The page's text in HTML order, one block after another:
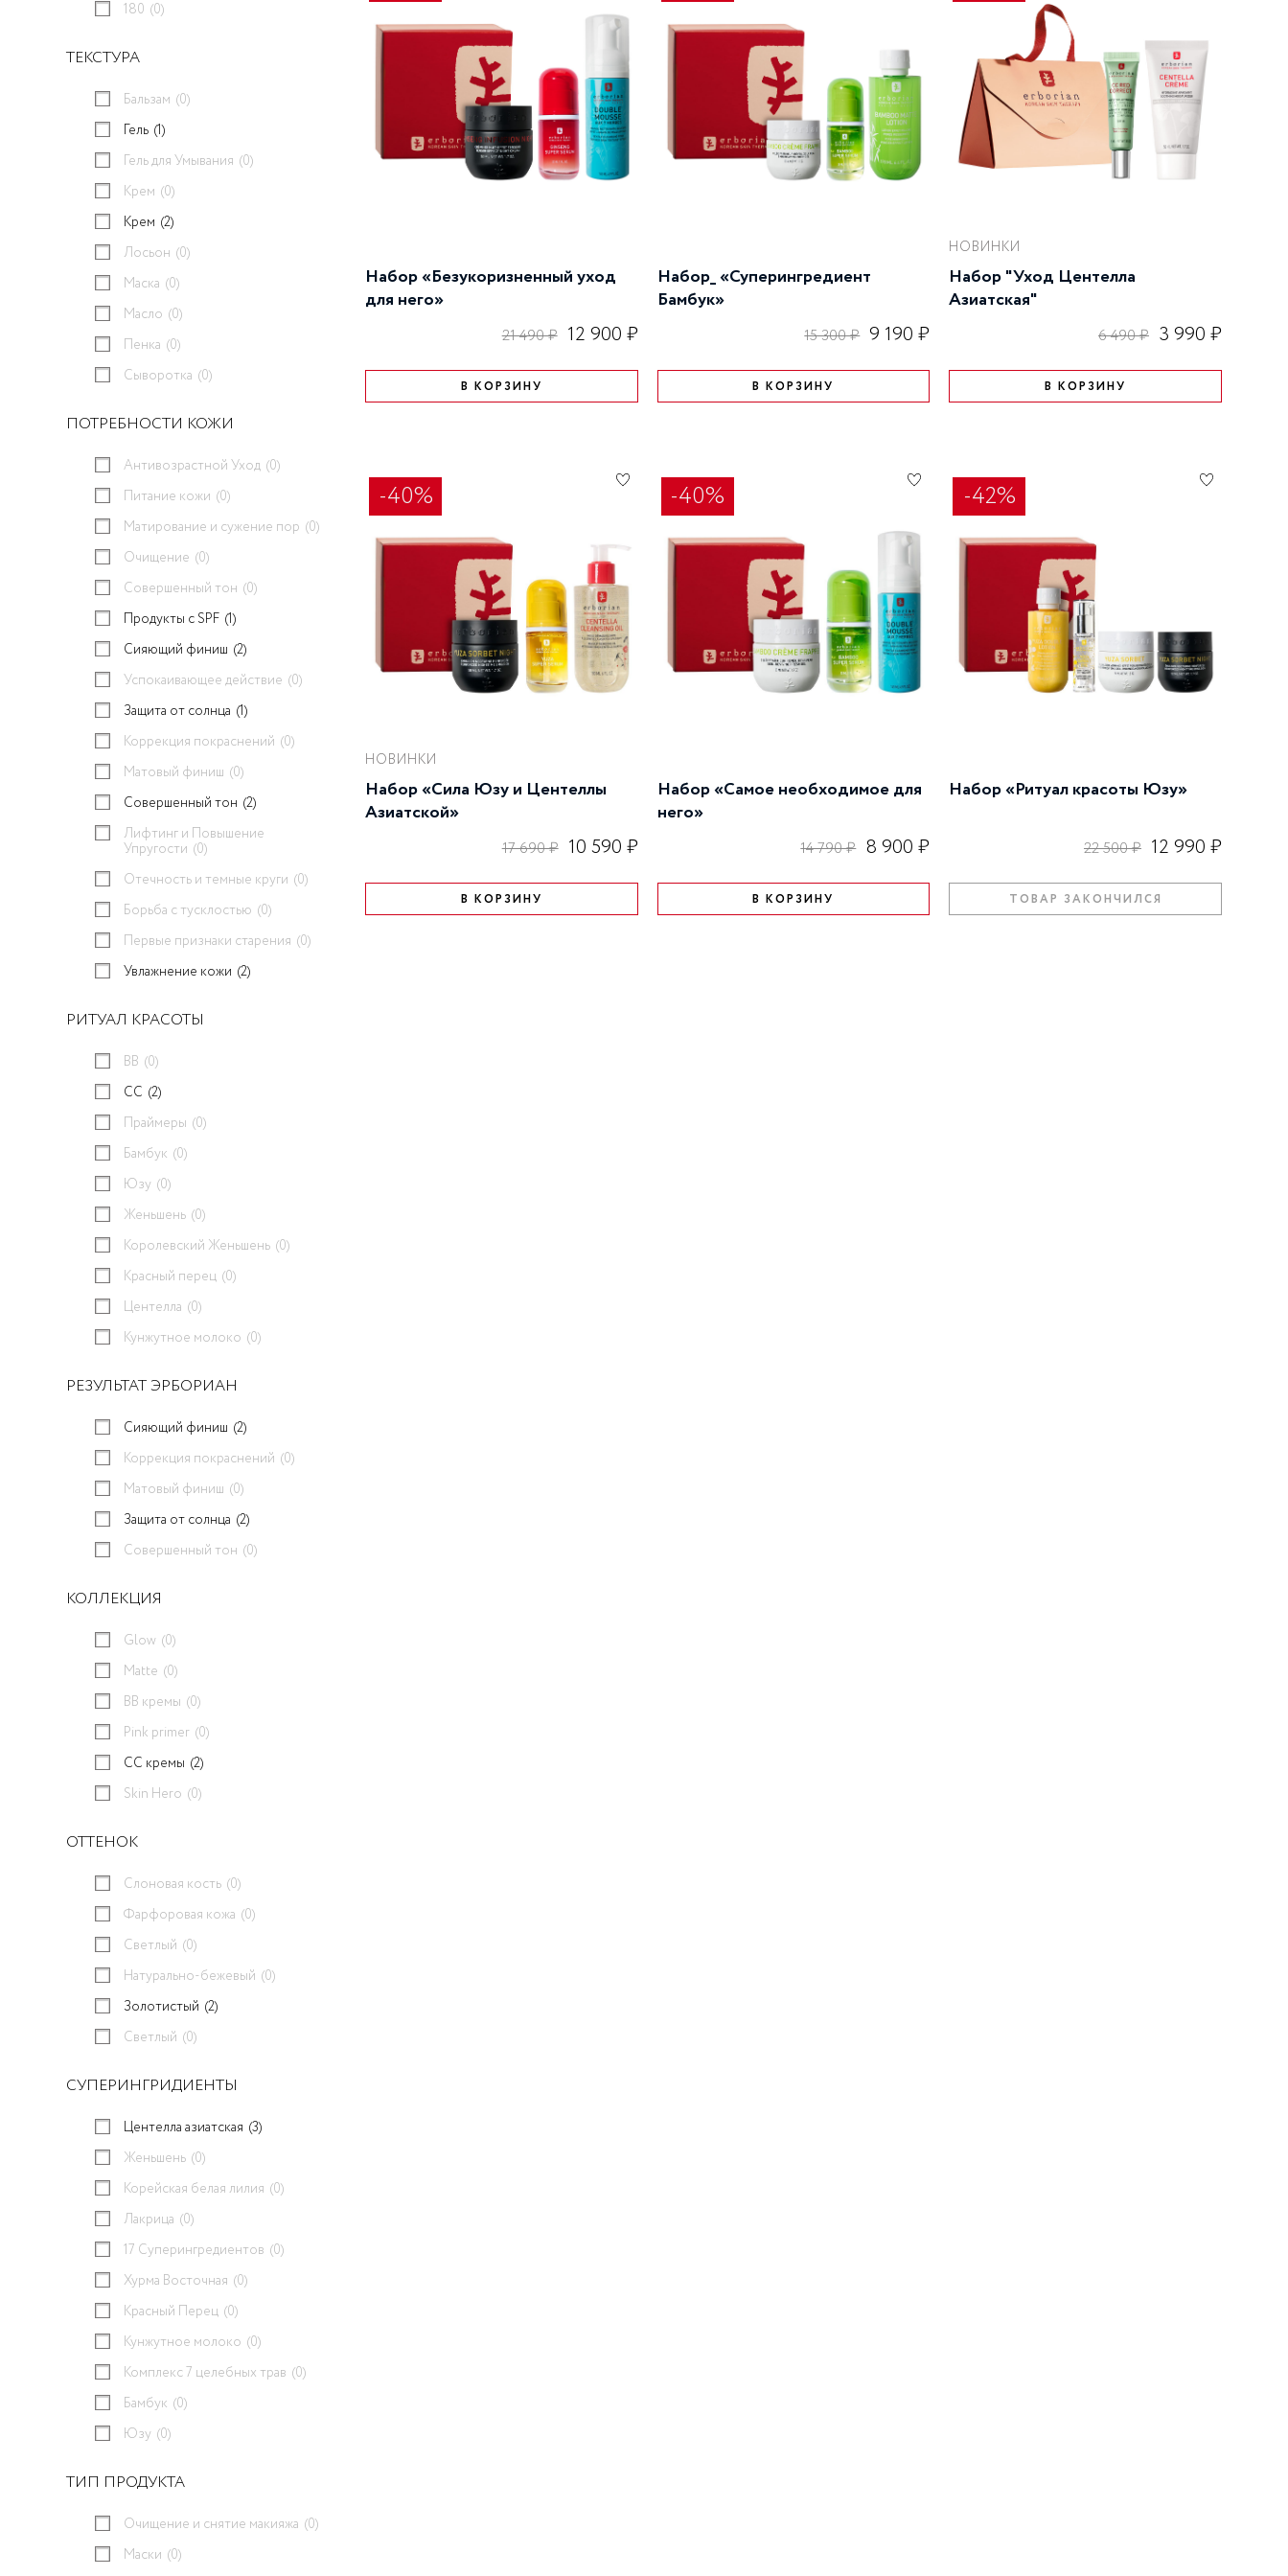
180 (0)
ТЕКСТУРА
Бальзам (0)
Гель (1)
Гель для Умывания (0)
Крем (0)
Крем (2)
Лосьон (0)
Маска (0)
Масло (0)
Пенка (0)
Сыворотка (0)
ПОТРЕБНОСТИ КОЖИ
Антивозрастной Уход (0)
Питание кожи (0)
Матирование и сужение пор (0)
Очищение (0)
Совершенный тон (0)
Продукты с SPF (1)
Сияющий финиш (2)
Успокаивающее действие (0)
Защита от солнца (1)
Коррекция покраснений (0)
Матовый финиш (0)
Совершенный тон (2)
Лифтинг и Повышение
Упругости (0)
Отечность и темные круги (0)
Борьба с тусклостью (0)
Первые признаки старения (0)
Увлажнение кожи (2)
РИТУАЛ КРАСОТЫ
BB (0)
CC (2)
Праймеры (0)
Бамбук (0)
Юзу (0)
Женьшень (0)
Королевский Женьшень (0)
Красный перец (0)
Центелла (0)
Кунжутное молоко (0)
РЕЗУЛЬТАТ ЭРБОРИАН
Сияющий финиш (2)
Коррекция покраснений (0)
Матовый финиш (0)
Защита от солнца (2)
Совершенный тон (0)
КОЛЛЕКЦИЯ
Glow (0)
Matte (0)
BB кремы (0)
Pink primer (0)
CC кремы (2)
Skin Hero (0)
ОТТЕНОК
Слоновая кость (0)
Фарфоровая кожа (0)
Светлый (0)
Натурально-бежевый (0)
Золотистый (2)
Светлый (0)
СУПЕРИНГРИДИЕНТЫ
Центелла азиатская (3)
Женьшень (0)
Корейская белая лилия (0)
Лакрица (0)
17 Суперингредиентов (0)
Хурма Восточная (0)
Красный Перец (0)
Кунжутное молоко (0)
Комплекс 7 целебных трав (0)
Бамбук (0)
Юзу (0)
ТИП ПРОДУКТА
Очищение и снятие макияжа (0)
Маски (0)
Набор «Безукоризненный уход
для него»
21 490 ₽ 12 900 ₽
В КОРЗИНУ
Набор_ «Суперингредиент
Бамбук»
15 300 ₽ 9 190 ₽
В КОРЗИНУ
НОВИНКИ
Набор "Уход Центелла
Азиатская"
6 490 ₽ 3 990 ₽
В КОРЗИНУ
-40%
НОВИНКИ
Набор «Сила Юзу и Центеллы
Азиатской»
17 690 ₽ 10 590 ₽
В КОРЗИНУ
-40%
Набор «Самое необходимое для
него»
14 790 ₽ 8 900 ₽
В КОРЗИНУ
-42%
Набор «Ритуал красоты Юзу»
22 500 ₽ 12 990 ₽
ТОВАР ЗАКОНЧИЛСЯ